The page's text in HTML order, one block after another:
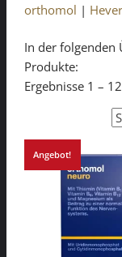
orthomol |
In der folgenden
Produkte:
Ergebnisse 1 –
Angebot!